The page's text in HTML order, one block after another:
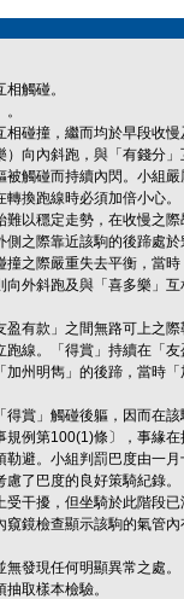
觸碰。
碰撞，繼而均於早段收
向內斜跑，與「有錢分
觸碰而持續內閃。小組
換跑線時必須加倍小心。
難以穩定走勢，在收慢之際
之際靠近該駒的後蹄處於
之際嚴重失去平衡，當
外斜跑及與「喜多樂」
有款」之間無路可上之
線。「得賞」持續在「
州明雋」的後蹄，當時
賞」觸碰後軀，因而在
例第100(1)條〕，事緣
避。小組判罰巴度由一
了巴度的良好策騎紀錄。
干擾，但坐騎於此階段
鏡檢查顯示該駒的氣管
發現任何明顯異常之處。
取樣本檢驗。